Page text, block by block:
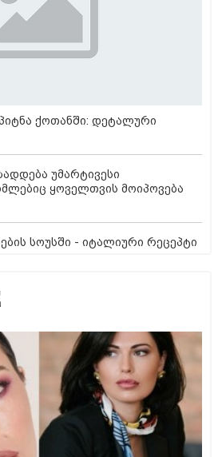
ქოთანში: დეტალური
უმარტივესი
ყოველთვის მოიპოვება
სოუსში - იტალიური რეცეპტი